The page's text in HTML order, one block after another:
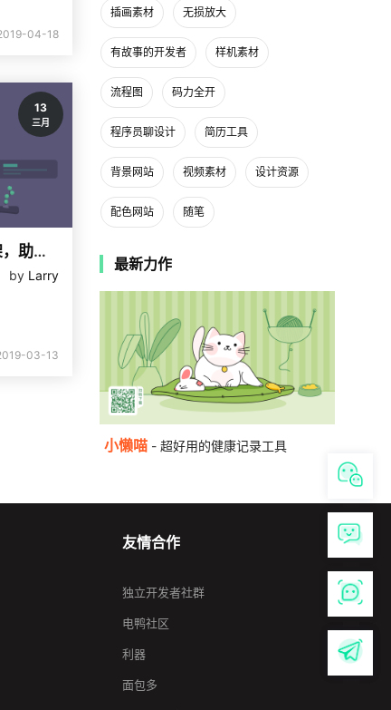
04-18
13
三月
8个一定要收藏的前端框架，助你提升工作效率
by Larry
03-13
插画素材 无损放大
有故事的开发者 样机素材
流程图 码力全开
程序员聊设计 简历工具
背景网站 视频素材 设计资源
配色网站 随笔
最新力作
小懒喵 - 超好用的健康记录工具
友情合作
独立开发者社群
电鸭社区
利器
面包多